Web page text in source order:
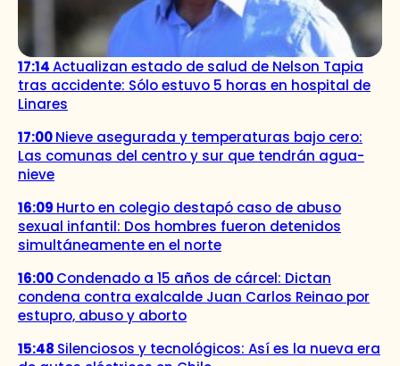
17:14Actualizan estado de salud de Nelson Tapia
tras accidente: Sólo estuvo 5 horas en hospital de
Linares
17:00Nieve asegurada y temperaturas bajo cero:
Las comunas del centro y sur que tendrán agua-
nieve
16:09 Hurto en colegio destapó caso de abuso
sexual infantil: Dos hombres fueron detenidos
simultáneamente en el norte
16:00Condenado a 15 años de cárcel: Dictan
condena contra exalcalde Juan Carlos Reinao por
estupro, abuso y aborto
15:48 Silenciosos y tecnológicos: Así es la nueva era